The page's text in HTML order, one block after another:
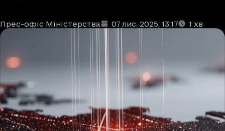
Автори
Прес-офіс Міністерства
Дата та час публікації: 07 лис. 2025, 13:17
Час читання: 1 хв